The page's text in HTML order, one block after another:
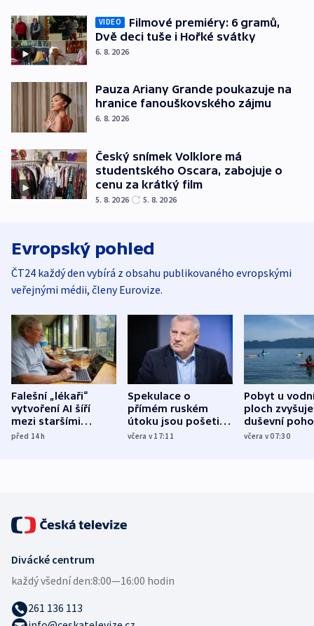
VIDEO
Filmové premiéry: 6 gramů,
Dvě deci tuše i Hořké svátky
6. 8. 2026
Pauza Ariany Grande poukazuje na
hranice fanouškovského zájmu
6. 8. 2026
Český snímek Volklore má
studentského Oscara, zabojuje o
cenu za krátký film
5. 8. 2026 5. 8. 2026
Evropský pohled
ČT24 každý den vybírá z obsahu publikovaného evropskými
veřejnými médii, členy Eurovize.
Falešní „lékaři“
vytvoření AI šíří
mezi staršími
Poláky nebezpečné
před 14h
Spekulace o
přímém ruském
útoku jsou pošetilé,
míní estonský
včera v 17:11
Pobyt u
ploch zvyšuje
duševní
ukázala
včera v 07:30
Divácké centrum
každý všední den:8:00—16:00 hodin
261 136 113